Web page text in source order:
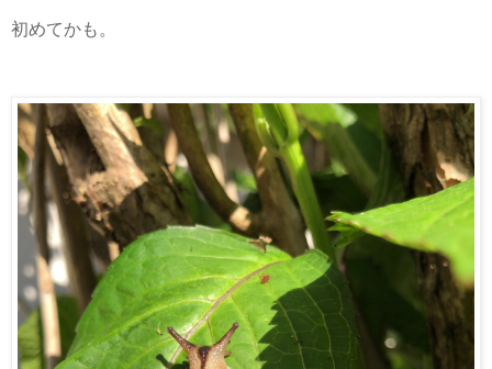
初めてかも。